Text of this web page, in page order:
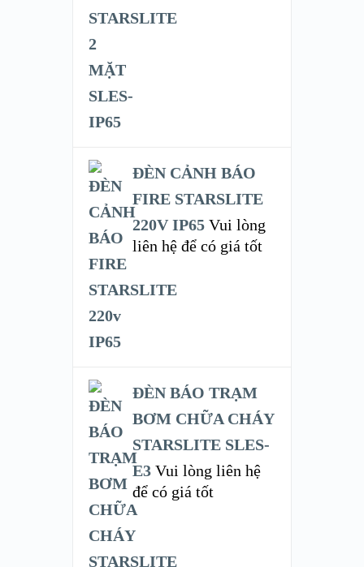
ĐÈN CẢNH BÁO
FIRE STARSLITE
220V IP65 Vui lòng
liên hệ để có giá tốt
ĐÈN BÁO TRẠM
BƠM CHỮA CHÁY
STARSLITE SLES-
E3 Vui lòng liên hệ
để có giá tốt